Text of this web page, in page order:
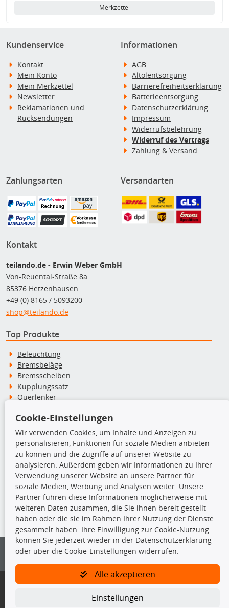
Merkzettel
Kundenservice
Kontakt
Mein Konto
Mein Merkzettel
Newsletter
Reklamationen und
Rücksendungen
Informationen
AGB
Altölentsorgung
Barrierefreiheitserklärung
Batterieentsorgung
Datenschutzerklärung
Impressum
Widerrufsbelehrung
Widerruf des Vertrags
Zahlung & Versand
Zahlungsarten Versandarten
Kontakt
teilando.de - Erwin Weber GmbH
Von-Reuental-Straße 8a
85376 Hetzenhausen
+49 (0) 8165 / 5093200
shop@teilando.de
Top Produkte
Beleuchtung
Bremsbeläge
Bremsscheiben
Kupplungssatz
Querlenker
Stoßdämpfer
TecDoc Inside
Die hier angezeigten Daten insbesondere die gesamte Datenbank dürfen
nicht kopiert werden.
Es ist zu unterlassen, die Daten oder die gesamte Datenbank ohne
vorherige Zustimmung von TecDoc zu vervielfältigen, zu verbreiten
und/oder diese Handlungen durch Dritte ausführen zu lassen. Ein
Bitte prüfen Sie, ob das über unseren Onlineshop identifizierte Ersatzteil
Gegebenenfalls sind ergänzende Informationen notwendig, um
Cookie-Einstellungen
Wir verwenden Cookies, um Inhalte und Anzeigen zu
personalisieren, Funktionen für soziale Medien anbieten
zu können und die Zugriffe auf unserer Website zu
analysieren. Außerdem geben wir Informationen zu Ihrer
Verwendung unserer Website an unsere Partner für
soziale Medien, Werbung und Analysen weiter. Unsere
Partner führen diese Informationen möglicherweise mit
weiteren Daten zusammen, die Sie ihnen bereit gestellt
haben oder die sie im Rahmen Ihrer Nutzung der Dienste
gesammelt haben. Ihre Einwilligung zur Cookie-Nutzung
können Sie jederzeit wieder in der Datenschutzerklärung
oder über die Cookie-Einstellungen widerrufen.
Alle akzeptieren
Einstellungen